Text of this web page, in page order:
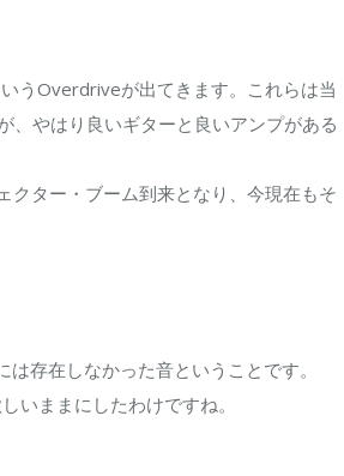
うOverdriveが出てきます。これらは当
、やはり良いギターと良いアンプがある
クター・ブーム到来となり、今現在もそ
存在しなかった音ということです。
いままにしたわけですね。